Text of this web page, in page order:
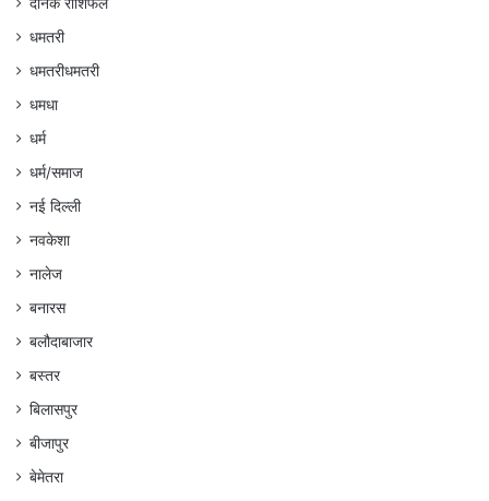
धमतरी
धमतरीधमतरी
धमधा
धर्म
धर्म/समाज
नई दिल्ली
नवकेशा
नालेज
बनारस
बलौदाबाजार
बस्तर
बिलासपुर
बीजापुर
बेमेतरा